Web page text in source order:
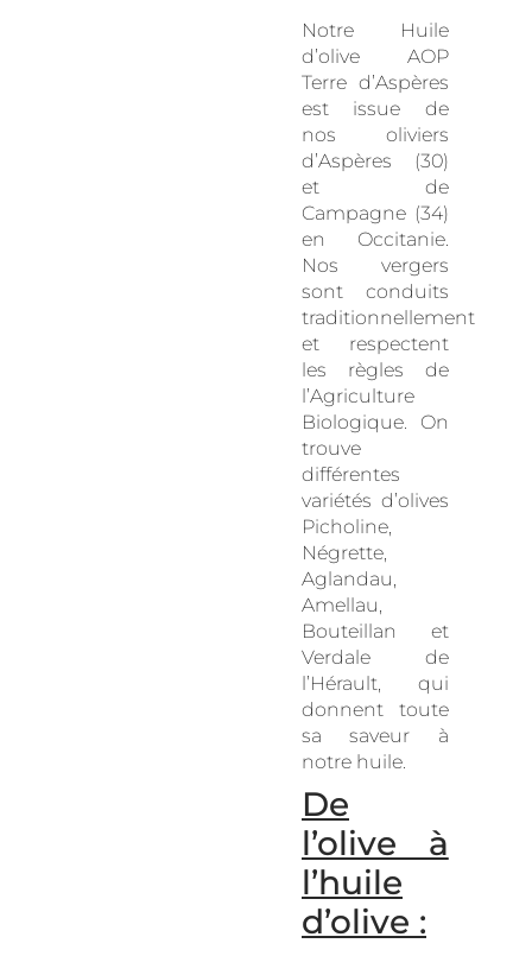
Notre Huile
d’olive AOP
Terre d’Aspères
est issue de
nos oliviers
d’Aspères (30)
et de
Campagne (34)
en Occitanie.
Nos vergers
sont conduits
traditionnellement
et respectent
les règles de
l’Agriculture
Biologique. On
trouve
différentes
variétés d’olives
Picholine,
Négrette,
Aglandau,
Amellau,
Bouteillan et
Verdale de
l’Hérault, qui
donnent toute
sa saveur à
notre huile.
De
l’olive à
l’huile
d’olive :